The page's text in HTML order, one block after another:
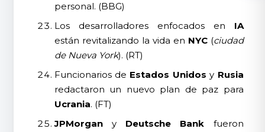
personal. (BBG)
Los desarrolladores enfocados en IA
están revitalizando la vida en NYC(ciudad
de Nueva York). (RT)
Funcionarios de Estados Unidos y Rusia
redactaron un nuevo plan de paz para
Ucrania. (FT)
JPMorgany Deutsche Bank fueron